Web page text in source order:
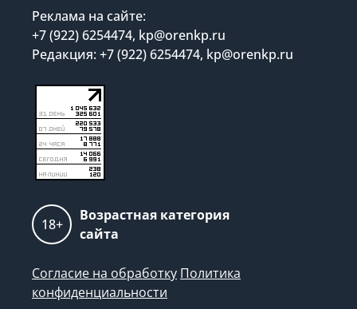
Реклама на сайте:
+7 (922) 6254474, kp@orenkp.ru
Редакция: +7 (922) 6254474, kp@orenkp.ru
18+
Возрастная категория
сайта
Согласие на обработку Политика
конфиденциальности